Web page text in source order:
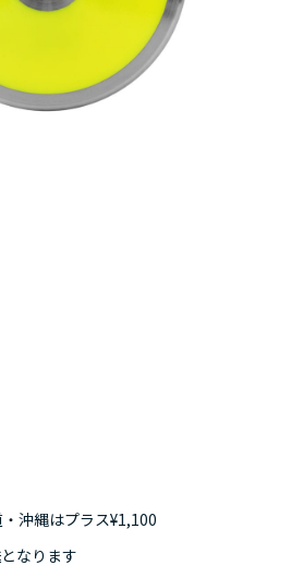
沖縄はプラス¥1,100
なります